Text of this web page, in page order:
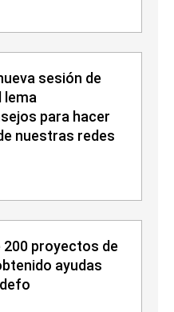
sesión de
lema
para hacer
nuestras redes
200 proyectos de
ayudas